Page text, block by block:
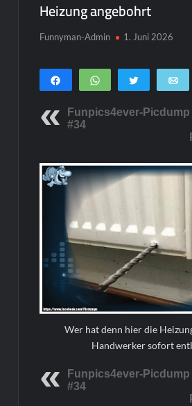
Heizung angebohrt
Funnyman-Admin 1. Juni 2026
Teilen WhatsApp Twittern
SHARES
Funpics4ever-Picdump
#34
Wer hat denn hier die
Handwerker sofort
Funpics4ever-Picdump
#34